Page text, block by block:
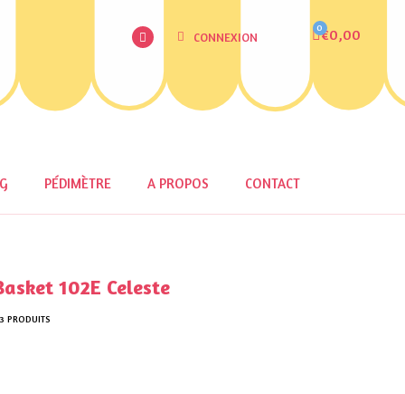
CONNEXION €0,00
PÉDIMÈTRE A PROPOS CONTACT
102E Celeste
3 PRODUITS